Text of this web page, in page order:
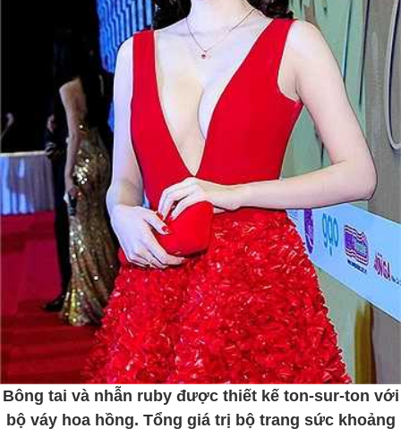
Bông tai và nhẫn ruby được thiết kế ton-sur-ton với
bộ váy hoa hồng. Tổng giá trị bộ trang sức khoảng